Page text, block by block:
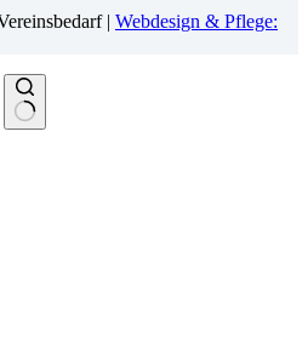
| Webdesign & Pflege: